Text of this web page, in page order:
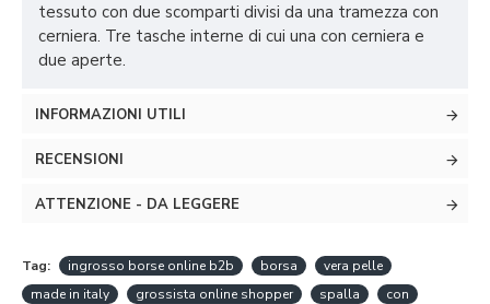
tessuto con due scomparti divisi da una tramezza con
cerniera. Tre tasche interne di cui una con cerniera e
due aperte.
INFORMAZIONI UTILI
RECENSIONI
ATTENZIONE - DA LEGGERE
Tag: ingrosso borse online b2b borsa
vera pelle
made in italy
grossista online shopper spalla
con